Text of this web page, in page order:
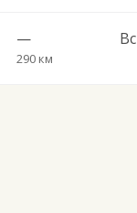
—
290 км
Вс